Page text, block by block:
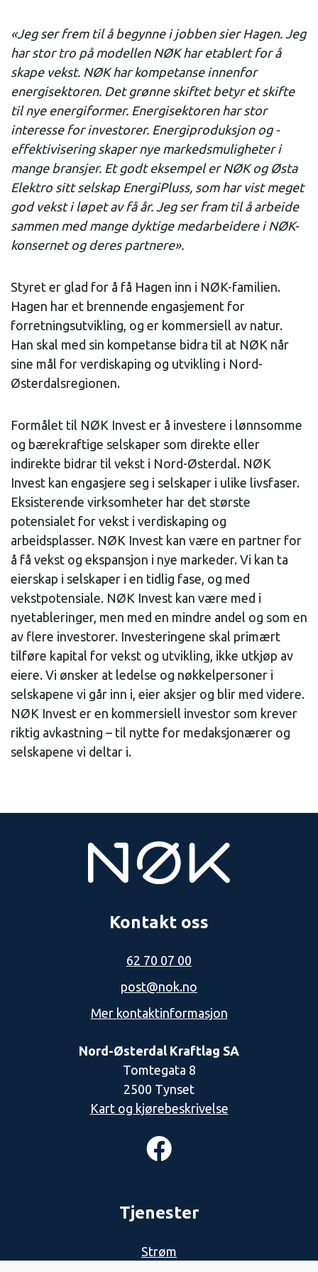
«Jeg ser frem til å begynne i jobben sier Hagen. Jeg
har stor tro på modellen NØK har etablert for å
skape vekst. NØK har kompetanse innenfor
energisektoren. Det grønne skiftet betyr et skifte
til nye energiformer. Energisektoren har stor
interesse for investorer. Energiproduksjon og -
effektivisering skaper nye markedsmuligheter i
mange bransjer. Et godt eksempel er NØK og Østa
Elektro sitt selskap EnergiPluss, som har vist meget
god vekst i løpet av få år. Jeg ser fram til å arbeide
sammen med mange dyktige medarbeidere i NØK-
konsernet og deres partnere».
Styret er glad for å få Hagen inn i NØK-familien.
Hagen har et brennende engasjement for
forretningsutvikling, og er kommersiell av natur.
Han skal med sin kompetanse bidra til at NØK når
sine mål for verdiskaping og utvikling i Nord-
Østerdalsregionen.
Formålet til NØK Invest er å investere i lønnsomme
og bærekraftige selskaper som direkte eller
indirekte bidrar til vekst i Nord-Østerdal. NØK
Invest kan engasjere seg i selskaper i ulike livsfaser.
Eksisterende virksomheter har det største
potensialet for vekst i verdiskaping og
arbeidsplasser. NØK Invest kan være en partner for
å få vekst og ekspansjon i nye markeder. Vi kan ta
eierskap i selskaper i en tidlig fase, og med
vekstpotensiale. NØK Invest kan være med i
nyetableringer, men med en mindre andel og som en
av flere investorer. Investeringene skal primært
tilføre kapital for vekst og utvikling, ikke utkjøp av
eiere. Vi ønsker at ledelse og nøkkelpersoner i
selskapene vi går inn i, eier aksjer og blir med videre.
NØK Invest er en kommersiell investor som krever
riktig avkastning – til nytte for medaksjonærer og
selskapene vi deltar i.
Kontakt oss
62 70 07 00
post@nok.no
Mer kontaktinformasjon
Nord-Østerdal Kraftlag SA
Tomtegata 8
2500 Tynset
Kart og kjørebeskrivelse
Tjenester
Strøm